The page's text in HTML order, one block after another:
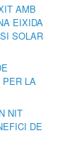
AMB
EIXIDA
SOLAR
LA
NIT
DE